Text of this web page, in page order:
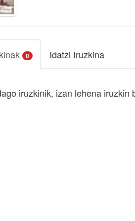
0 Idatzi Iruzkina
iruzkinik, izan lehena iruzkin